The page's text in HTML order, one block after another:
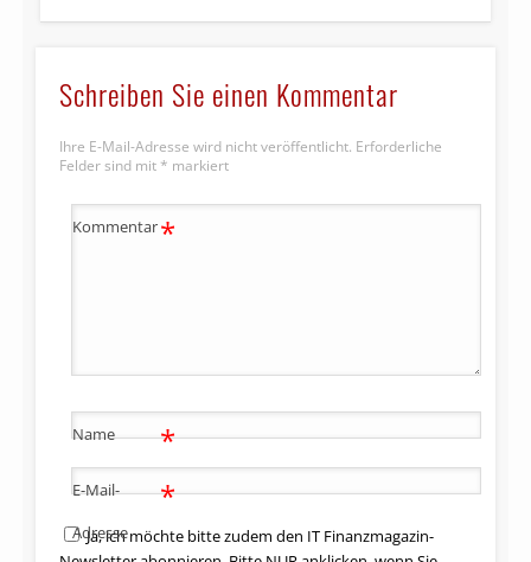
Schreiben Sie einen Kommentar
Ihre E-Mail-Adresse wird nicht veröffentlicht. Erforderliche
Felder sind mit * markiert
Kommentar*
Name *
E-Mail-
Adresse
*
Ja, ich möchte bitte zudem den IT Finanzmagazin-